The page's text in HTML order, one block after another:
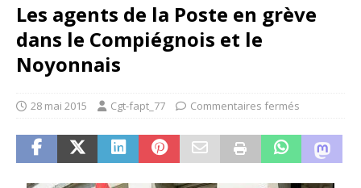
Les agents de la Poste en grève
dans le Compiégnois et le
Noyonnais
28 mai 2015 Cgt-fapt_77 Commentaires fermés